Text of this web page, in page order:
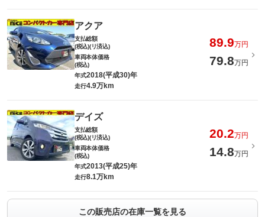
アクア
支払総額
(税込)(リ済込)
89.9万円
車両本体価格
(税込)
79.8万円
年式2018(平成30)年
走行4.9万km
デイズ
支払総額
(税込)(リ済込)
20.2万円
車両本体価格
(税込)
14.8万円
年式2013(平成25)年
走行8.1万km
この販売店の在庫一覧を見る